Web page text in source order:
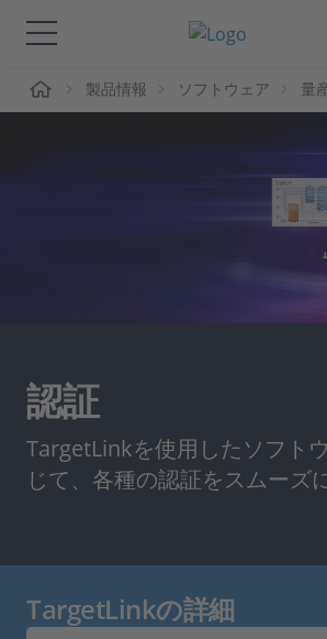
ソリューションと製品
採用情報
製品情報 ソフトウェア 量
認証
TargetLinkを使用したソフト
じて、各種の認証をスムーズ
TargetLinkの詳細